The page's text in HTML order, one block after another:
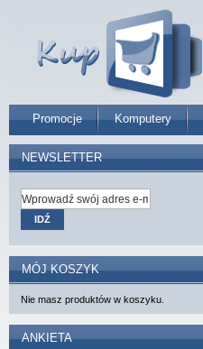
Promocje Komputery
NEWSLETTER
IDŹ
MÓJ KOSZYK
Nie masz produktów w koszyku.
ANKIETA